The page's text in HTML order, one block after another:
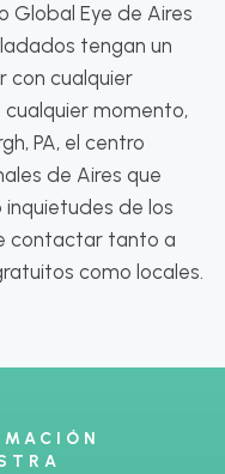
Global Eye de Aires
tengan un
con cualquier
cualquier momento,
PA, el centro
de Aires que
de los
contactar tanto a
como locales.